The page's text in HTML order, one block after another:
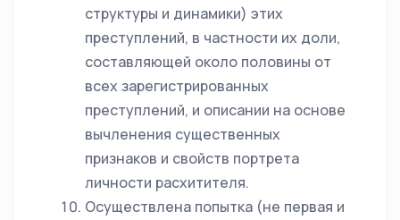
структуры и динамики) этих
преступлений, в частности их доли,
составляющей около половины от
всех зарегистрированных
преступлений, и описании на основе
вычленения существенных
признаков и свойств портрета
личности расхитителя.
Осуществлена попытка (не первая и